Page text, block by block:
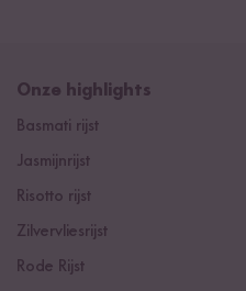
Onze highlights
Basmati rijst
Jasmijnrijst
Risotto rijst
Zilvervliesrijst
Rode Rijst